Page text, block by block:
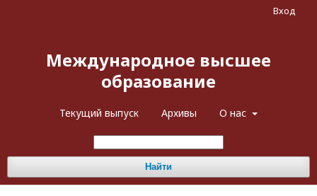
Международное высшее
образование
Текущий выпуск Архивы О нас
Найти
Вход